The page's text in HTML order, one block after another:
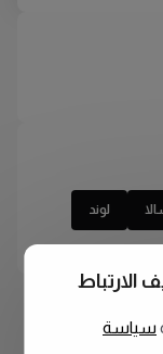
لوند
الارتباط
سياسة